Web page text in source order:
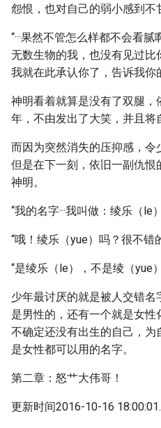
怨恨，也对自己的弱小感到不
“···果然不管怎么样都不会看
无数生物的我，也没有见过比
我就在此承认你了，告诉我你
神明看着就算是没有了双腿
年，不由发出了大笑，并且将
而因为突然消失的压抑感，令
但是在下一刻，依旧一副仇
神明。
“我的名字···我叫做：绫乐（le
“哦！绫乐（yue）吗？很不错
“是绫乐（le），不是绫（yue
少年最讨厌的就是被人交错
是男性的，还有一个就是女
不确定还没有出生的自己，
是女性都可以用的名字。
第二章：怒艹大伟哥！
更新时间2016-10-16